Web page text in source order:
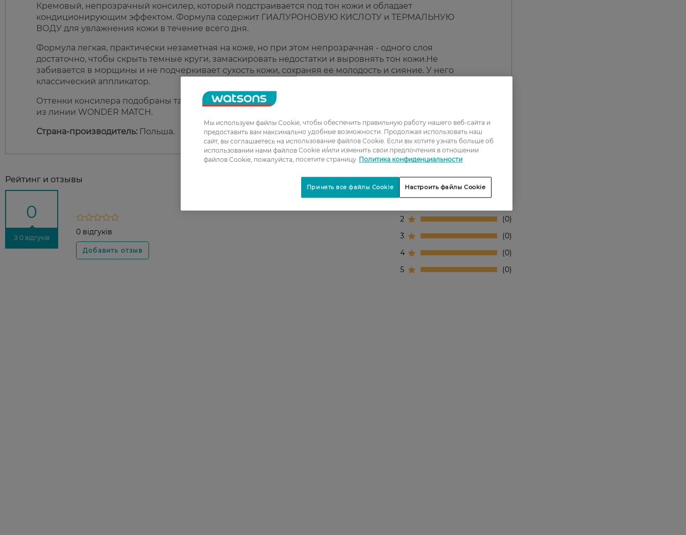
Кремовый, непрозрачный консилер, который подстраивается под тон кожи и обладает
кондиционирующим эффектом. Формула содержит ГИАЛУРОНОВУЮ КИСЛОТУ и ТЕРМАЛЬНУЮ
ВОДУ для увлажнения кожи в течение всего дня.
Формула легкая, практически незаметная на коже, но при этом непрозрачная - одного слоя
достаточно, чтобы скрыть темные круги, замаскировать недостатки и выровнять тон кожи.Не
забивается в морщины и не подчеркивает сухость кожи, сохраняя ее молодость и сияние. У него
классический аппликатор.
Оттенки консилера подобраны таким образом, чтобы идеально сочетаться с тональными средствами
из линии WONDER MATCH.
Страна-производитель: Польша.
Рейтинг и отзывы
0
З 0 відгуків
0 відгуків
2
0
3
0
4
0
5
0
Мы используем файлы Cookie, чтобы обеспечить правильную работу нашего веб-сайта и
предоставить вам максимально удобные возможности. Продолжая использовать наш
сайт, вы соглашаетесь на использование файлов Cookie. Если вы хотите узнать больше об
использовании нами файлов Cookie и/или изменить свои предпочтения в отношении
файлов Cookie, пожалуйста, посетите страницу Политика конфиденциальности
Настроить файлы Cookie
Принять все файлы Cookie